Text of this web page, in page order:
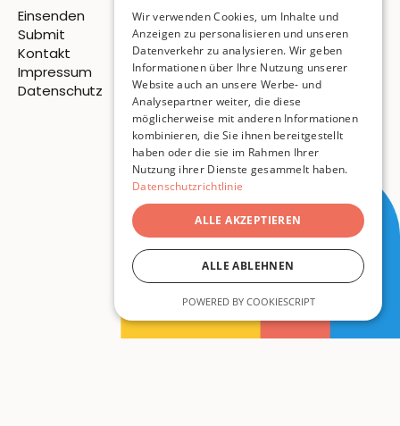
Einsenden
Submit
Kontakt
Impressum
Datenschutz
© 2026 Pigeon Publishing
ISSN
Wir verwenden Cookies, um Inhalte und
Anzeigen zu personalisieren und unseren
Datenverkehr zu analysieren. Wir geben
Informationen über Ihre Nutzung unserer
Website auch an unsere Werbe- und
Analysepartner weiter, die diese
möglicherweise mit anderen Informationen
kombinieren, die Sie ihnen bereitgestellt
haben oder die sie im Rahmen Ihrer
Nutzung ihrer Dienste gesammelt haben.
Datenschutzrichtlinie
ALLE AKZEPTIEREN
ALLE ABLEHNEN
POWERED BY COOKIESCRIPT